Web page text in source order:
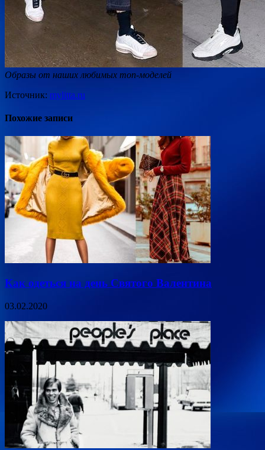
Образы от наших любимых топ-моделей
Источник: mylitta.ru
Похожие записи
Как одеться на день Святого Валентина
03.02.2020